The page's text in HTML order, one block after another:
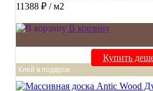
11388 ₽ / м2
В корзину
Купить
Клей в подарок